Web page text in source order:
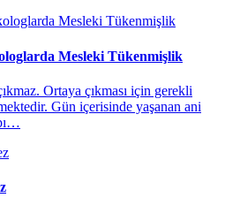
Mesleki Tükenmişlik
Ortaya çıkması için gerekli
Gün içerisinde yaşanan ani